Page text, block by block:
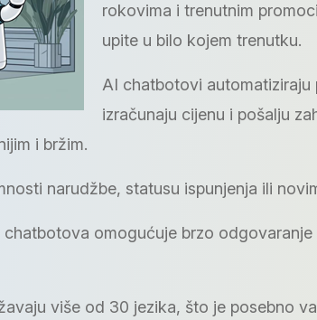
rokovima i trenutnim
upite u bilo kojem trenutku.
AI chatbotovi automatiziraju
izračunaju cijenu i pošalju
i bržim.
narudžbe, statusu ispunjenja ili
omogućuje brzo
više od 30 jezika, što je posebno